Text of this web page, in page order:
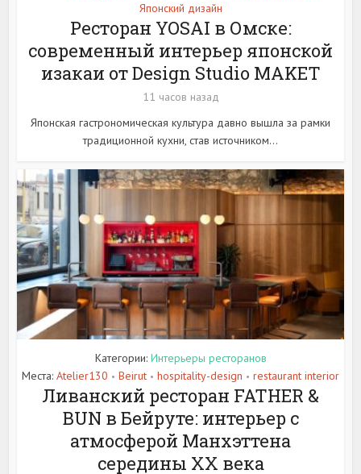
Японский дизайн
Ресторан YOSAI в Омске:
современный интерьер японской
изакаи от Design Studio MAKET
11 часов назад
Японская гастрономическая культура давно вышла за рамки
традиционной кухни, став источником...
Категории: Интерьеры ресторанов
Места: Atelier130 • Beirut • hospitality-design • restaurant interior
Ливанский ресторан FATHER &
BUN в Бейруте: интерьер с
атмосферой Манхэттена
середины XX века